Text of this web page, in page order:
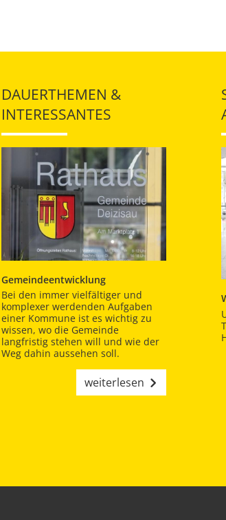
DAUERTHEMEN &
INTERESSANTES
Gemeindeentwicklung
Bei den immer vielfältiger und
komplexer werdenden Aufgaben
einer Kommune ist es wichtig zu
wissen, wo die Gemeinde
langfristig stehen will und wie der
Weg dahin aussehen soll.
weiterlesen